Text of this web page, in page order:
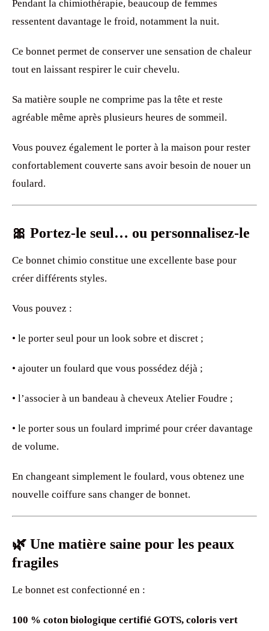
Pendant la chimiothérapie, beaucoup de femmes
ressentent davantage le froid, notamment la nuit.
Ce bonnet permet de conserver une sensation de chaleur
tout en laissant respirer le cuir chevelu.
Sa matière souple ne comprime pas la tête et reste
agréable même après plusieurs heures de sommeil.
Vous pouvez également le porter à la maison pour rester
confortablement couverte sans avoir besoin de nouer un
foulard.
🎀 Portez-le seul… ou personnalisez-le
Ce bonnet chimio constitue une excellente base pour
créer différents styles.
Vous pouvez :
• le porter seul pour un look sobre et discret ;
• ajouter un foulard que vous possédez déjà ;
• l’associer à un bandeau à cheveux Atelier Foudre ;
• le porter sous un foulard imprimé pour créer davantage
de volume.
En changeant simplement le foulard, vous obtenez une
nouvelle coiffure sans changer de bonnet.
🌿 Une matière saine pour les peaux
fragiles
Le bonnet est confectionné en :
100 % coton biologique certifié GOTS, coloris vert